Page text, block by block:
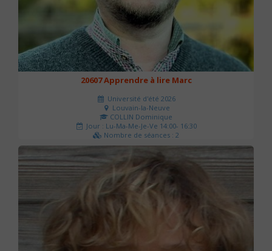
20607 Apprendre à lire Marc
Université d'été 2026
Louvain-la-Neuve
COLLIN Dominique
Jour : Lu-Ma-Me-Je-Ve 14:00- 16:30
Nombre de séances : 2
51 €